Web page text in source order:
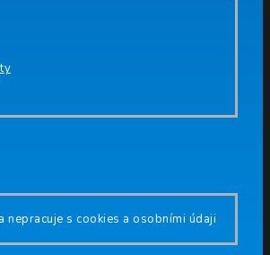
nepracuje s cookies a osobními údaji